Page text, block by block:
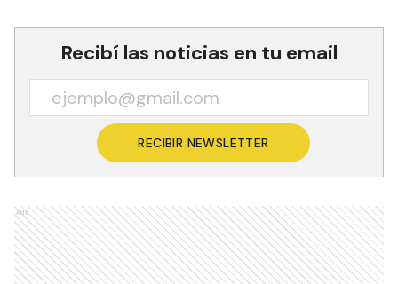
Recibí las noticias en tu email
RECIBIR NEWSLETTER
Ads